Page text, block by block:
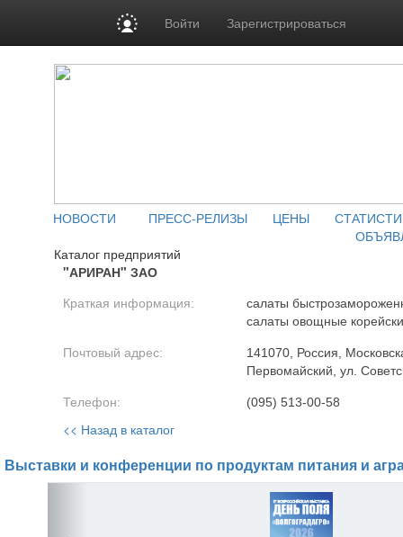
Войти Зарегистрироваться
НОВОСТИ ПРЕСС-РЕЛИЗЫ ЦЕНЫ
Каталог предприятий
"АРИРАН" ЗАО
Краткая информация:
салаты
салаты овощные
Почтовый адрес:
141070, Россия,
Первомайский, ул.
Телефон: (095) 513-00-58
<< Назад в каталог
Выставки и конференции по продуктам питания и